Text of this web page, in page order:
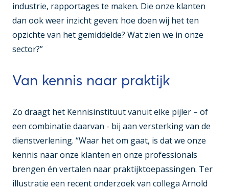
industrie, rapportages te maken. Die onze klanten
dan ook weer inzicht geven: hoe doen wij het ten
opzichte van het gemiddelde? Wat zien we in onze
sector?”
Van kennis naar praktijk
Zo draagt het Kennisinstituut vanuit elke pijler – of
een combinatie daarvan - bij aan versterking van de
dienstverlening. “Waar het om gaat, is dat we onze
kennis naar onze klanten en onze professionals
brengen én vertalen naar praktijktoepassingen. Ter
illustratie een recent onderzoek van collega Arnold